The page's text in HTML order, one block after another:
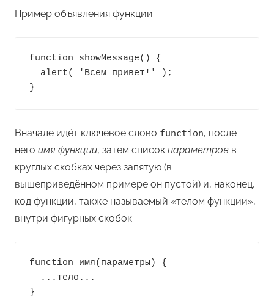
Пример объявления функции:
function showMessage() {
}
Вначале идёт ключевое слово function, после
него имя функции, затем список параметров в
круглых скобках через запятую (в
вышеприведённом примере он пустой) и, наконец,
код функции, также называемый «телом функции»,
внутри фигурных скобок.
function имя(параметры) {
}